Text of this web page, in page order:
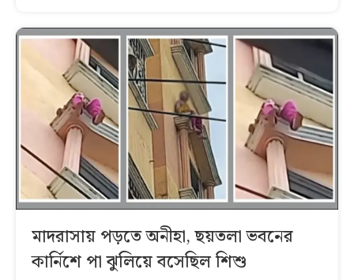
মাদরাসায় পড়তে অনীহা, ছয়তলা ভবনের
কার্নিশে পা ঝুলিয়ে বসেছিল শিশু